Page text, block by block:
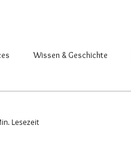
Wissen & Geschichte
Lesezeit